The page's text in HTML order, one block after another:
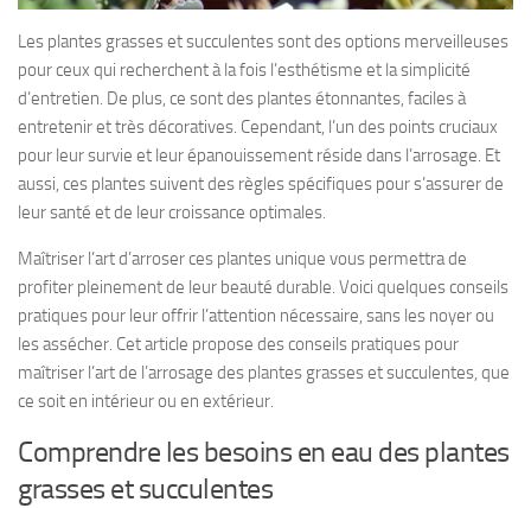
Les plantes grasses et succulentes sont des options merveilleuses
pour ceux qui recherchent à la fois l’esthétisme et la simplicité
d’entretien. De plus, ce sont des plantes étonnantes, faciles à
entretenir et très décoratives. Cependant, l’un des points cruciaux
pour leur survie et leur épanouissement réside dans l’arrosage. Et
aussi, ces plantes suivent des règles spécifiques pour s’assurer de
leur santé et de leur croissance optimales.
Maîtriser l’art d’arroser ces plantes unique vous permettra de
profiter pleinement de leur beauté durable. Voici quelques conseils
pratiques pour leur offrir l’attention nécessaire, sans les noyer ou
les assécher. Cet article propose des conseils pratiques pour
maîtriser l’art de l’arrosage des plantes grasses et succulentes, que
ce soit en intérieur ou en extérieur.
Comprendre les besoins en eau des plantes
grasses et succulentes